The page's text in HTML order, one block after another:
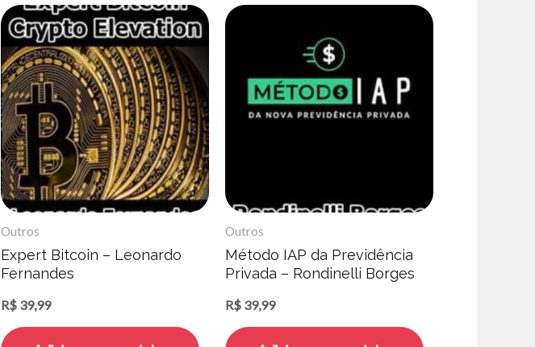
Outros
Expert Bitcoin – Leonardo
Fernandes
R$ 39,99
Outros
Método IAP da Previdência
Privada – Rondinelli Borges
R$ 39,99